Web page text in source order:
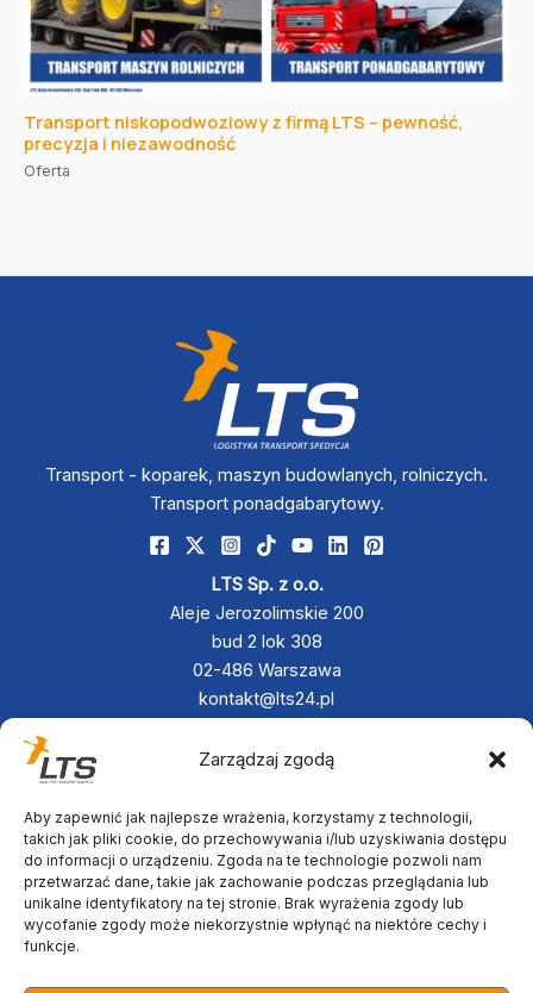
Zarządzaj zgodą
Aby zapewnić jak najlepsze wrażenia, korzystamy z technologii,
takich jak pliki cookie, do przechowywania i/lub uzyskiwania dostępu
do informacji o urządzeniu. Zgoda na te technologie pozwoli nam
przetwarzać dane, takie jak zachowanie podczas przeglądania lub
unikalne identyfikatory na tej stronie. Brak wyrażenia zgody lub
wycofanie zgody może niekorzystnie wpłynąć na niektóre cechy i
funkcje.
Transport niskopodwoziowy z firmą LTS – pewność,
precyzja i niezawodność
Oferta
Transport - koparek, maszyn budowlanych, rolniczych.
Transport ponadgabarytowy.
LTS Sp. z o.o.
Aleje Jerozolimskie 200
bud 2 lok 308
02-486 Warszawa
kontakt@lts24.pl
+48 797 342 467